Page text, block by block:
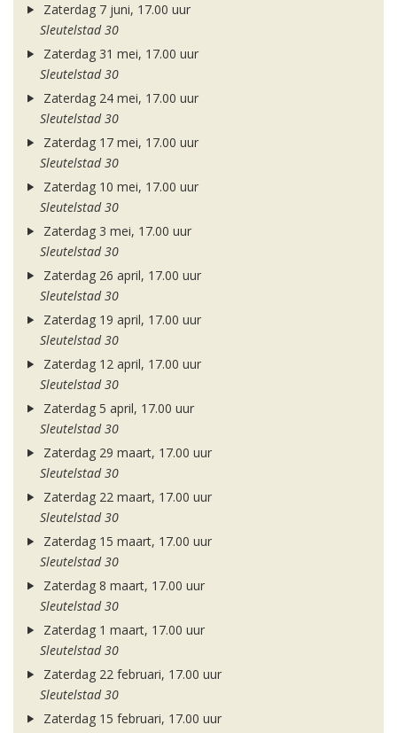
Zaterdag 7 juni, 17.00 uur
Sleutelstad 30
Zaterdag 31 mei, 17.00 uur
Sleutelstad 30
Zaterdag 24 mei, 17.00 uur
Sleutelstad 30
Zaterdag 17 mei, 17.00 uur
Sleutelstad 30
Zaterdag 10 mei, 17.00 uur
Sleutelstad 30
Zaterdag 3 mei, 17.00 uur
Sleutelstad 30
Zaterdag 26 april, 17.00 uur
Sleutelstad 30
Zaterdag 19 april, 17.00 uur
Sleutelstad 30
Zaterdag 12 april, 17.00 uur
Sleutelstad 30
Zaterdag 5 april, 17.00 uur
Sleutelstad 30
Zaterdag 29 maart, 17.00 uur
Sleutelstad 30
Zaterdag 22 maart, 17.00 uur
Sleutelstad 30
Zaterdag 15 maart, 17.00 uur
Sleutelstad 30
Zaterdag 8 maart, 17.00 uur
Sleutelstad 30
Zaterdag 1 maart, 17.00 uur
Sleutelstad 30
Zaterdag 22 februari, 17.00 uur
Sleutelstad 30
Zaterdag 15 februari, 17.00 uur